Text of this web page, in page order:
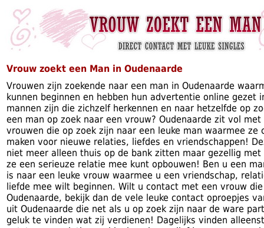
Vrouw zoekt een Man in Oudenaarde
Vrouwen zijn zoekende naar een man in Oudenaarde
kunnen beginnen en hebben hun advertentie online gezet
mannen zijn die zichzelf herkennen en naar hetzelfde op
een man op zoek naar een vrouw? Oudenaarde zit vol
vrouwen die op zoek zijn naar een leuke man waarmee ze
maken voor nieuwe relaties, liefdes en vriendschappen!
niet meer alleen thuis op de bank zitten maar gezellig met
ze een serieuze relatie mee kunt opbouwen! Ben u een
is naar een leuke vrouw waarmee u een vriendschap,
liefde mee wilt beginnen. Wilt u contact met een vrouw
Oudenaarde, bekijk dan de vele leuke contact oproepjes
uit Oudenaarde die net als u op zoek zijn naar de ware
geluk te vinden wat zij verdienen! Dagelijks vinden